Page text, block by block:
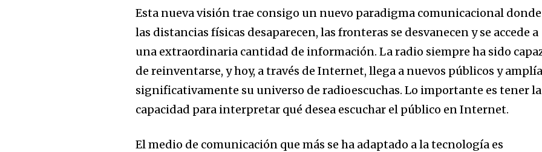
Esta nueva visión trae consigo un nuevo paradigma comunicacional donde
las distancias físicas desaparecen, las fronteras se desvanecen y se accede a
una extraordinaria cantidad de información. La radio siempre ha sido
de reinventarse, y hoy, a través de Internet, llega a nuevos públicos y amplía
significativamente su universo de radioescuchas. Lo importante es tener la
capacidad para interpretar qué desea escuchar el público en Internet.
El medio de comunicación que más se ha adaptado a la tecnología es